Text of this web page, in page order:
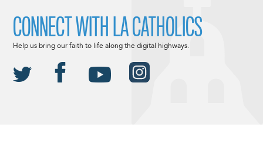
CONNECT WITH LA CATHOLICS
Help us bring our faith to life along the digital highways.